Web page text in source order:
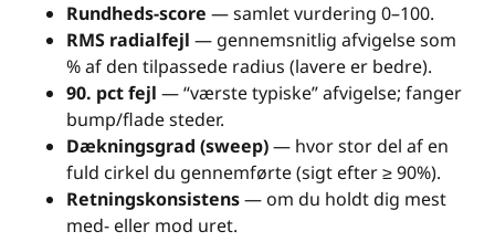
Rundheds-score — samlet vurdering 0–100.
RMS radialfejl — gennemsnitlig afvigelse som
% af den tilpassede radius (lavere er bedre).
90. pct fejl — “værste typiske” afvigelse; fanger
bump/flade steder.
Dækningsgrad (sweep)— hvor stor del af en
fuld cirkel du gennemførte (sigt efter ≥ 90%).
Retningskonsistens— om du holdt dig mest
med- eller mod uret.